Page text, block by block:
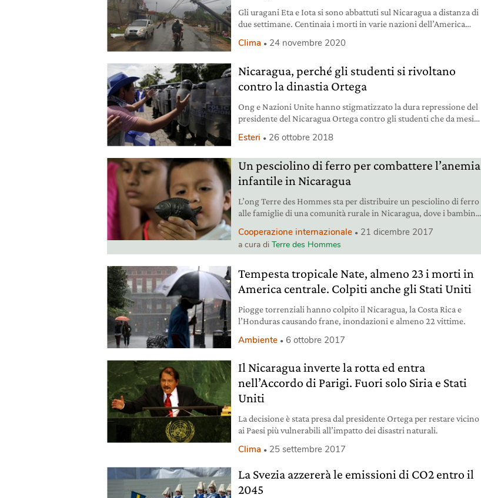
Gli uragani Eta e Iota si sono abbattuti sul Nicaragua a distanza di
due settimane. Centinaia i morti in varie nazioni dell’America
Clima 24 novembre 2020
Nicaragua, perché gli studenti si rivoltano
contro la dinastia Ortega
Ong e Nazioni Unite hanno stigmatizzato la dura repressione del
presidente del Nicaragua Ortega contro gli studenti che da mesi
Esteri 26 ottobre 2018
Un pesciolino di ferro per combattere l’anemia
infantile in Nicaragua
L’ong Terre des Hommes sta per distribuire un pesciolino di ferro
alle famiglie di una comunità rurale in Nicaragua, dove i bambini
Cooperazione internazionale 21 dicembre 2017
a cura diTerre des Hommes
Tempesta tropicale Nate, almeno 23 i morti in
America centrale. Colpiti anche gli Stati Uniti
Piogge torrenziali hanno colpito il Nicaragua, la Costa Rica e
l’Honduras causando frane, inondazioni e almeno 22 vittime.
Ambiente 6 ottobre 2017
Il Nicaragua inverte la rotta ed entra
nell’Accordo di Parigi. Fuori solo Siria e Stati
Uniti
La decisione è stata presa dal presidente Ortega per restare vicino
ai Paesi più vulnerabili all’impatto dei disastri naturali.
Clima 25 settembre 2017
La Svezia azzererà le emissioni di CO2 entro il
2045